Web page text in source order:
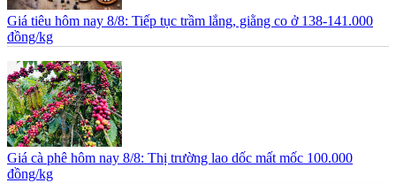
Giá tiêu hôm nay 8/8: Tiếp tục trầm lắng, giằng co ở 138-141.000
đồng/kg
Giá cà phê hôm nay 8/8: Thị trường lao dốc mất mốc 100.000
đồng/kg